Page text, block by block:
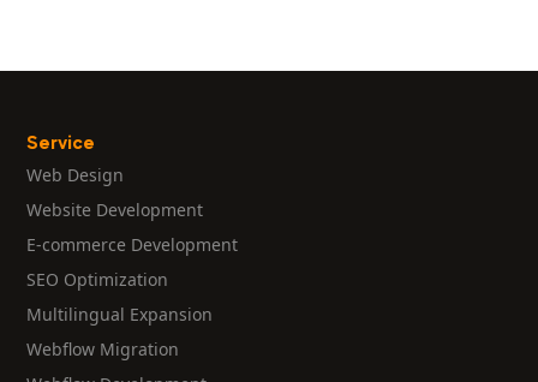
Service
Web Design
Website Development
E-commerce Development
SEO Optimization
Multilingual Expansion
Webflow Migration